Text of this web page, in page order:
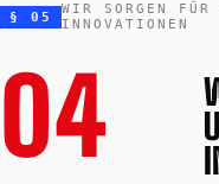
§ 05
WIR SORGEN FÜR
INNOVATIONEN
04